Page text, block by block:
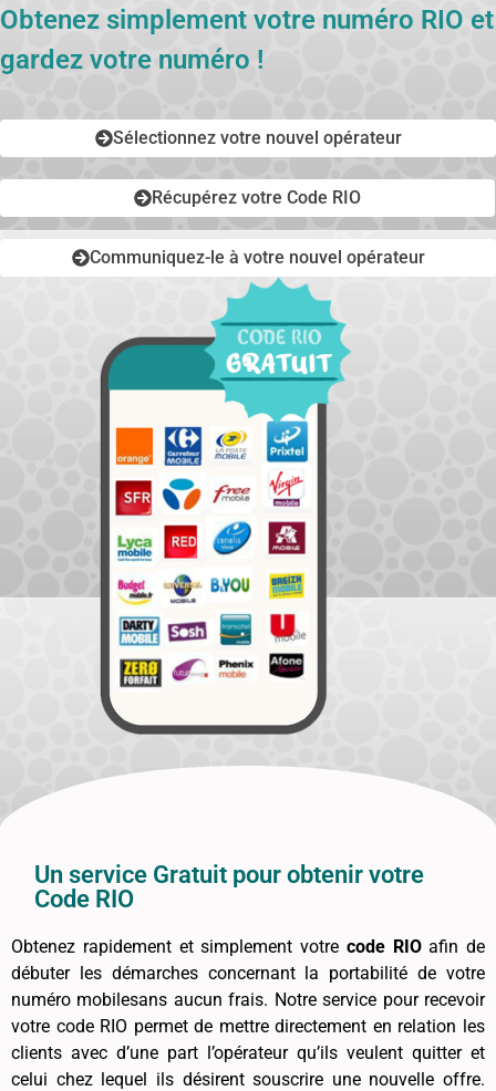
Obtenez simplement votre numéro RIO et
gardez votre numéro !
Sélectionnez votre nouvel opérateur
Récupérez votre Code RIO
Communiquez-le à votre nouvel opérateur
Un service Gratuit pour obtenir votre
Code RIO
Obtenez rapidement et simplement votre code RIOafin de
débuter les démarches concernant la portabilité de votre
numéro mobilesans aucun frais. Notre service pour recevoir
votre code RIO permet de mettre directement en relation les
clients avec d’une part l’opérateur qu’ils veulent quitter et
celui chez lequel ils désirent souscrire une nouvelle offre.